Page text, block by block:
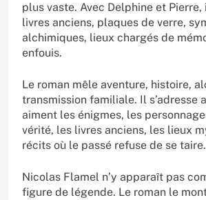
plus vaste. Avec Delphine et
livres anciens, plaques de verre,
alchimiques, lieux chargés de
enfouis.
Le roman mêle aventure, histoire,
transmission familiale. Il s’adresse
aiment les énigmes, les
vérité, les livres anciens, les lieux
récits où le passé refuse de se taire.
Nicolas Flamel n’y apparaît pas
figure de légende. Le roman le